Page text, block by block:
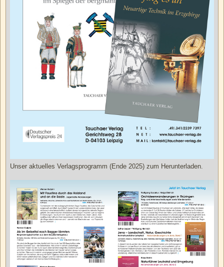
Unser aktuelles Verlagsprogramm (Ende 2025) zum Herunterladen.